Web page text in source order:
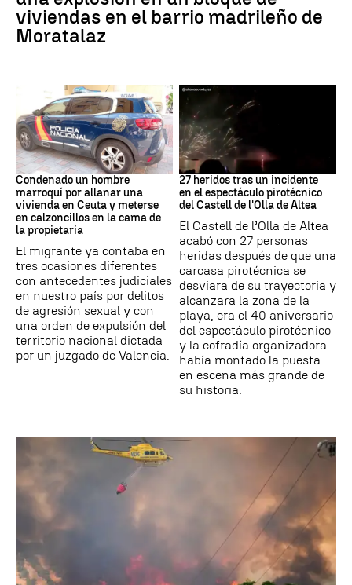
viviendas en el barrio madrileño de
Moratalaz
Ceuta
Condenado un hombre
marroquí por allanar una
vivienda en Ceuta y meterse
en calzoncillos en la cama de
la propietaria
El migrante ya contaba en
tres ocasiones diferentes
con antecedentes judiciales
en nuestro país por delitos
de agresión sexual y con
una orden de expulsión del
territorio nacional dictada
por un juzgado de Valencia.
Incidente
27 heridos tras un incidente
en el espectáculo pirotécnico
del Castell de l'Olla de Altea
El Castell de l’Olla de Altea
acabó con 27 personas
heridas después de que una
carcasa pirotécnica se
desviara de su trayectoria y
alcanzara la zona de la
playa, era el 40 aniversario
del espectáculo pirotécnico
y la cofradía organizadora
había montado la puesta
en escena más grande de
su historia.